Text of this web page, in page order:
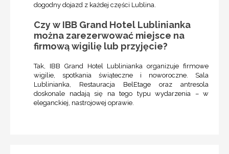
dogodny dojazd z każdej części Lublina.
Czy w IBB Grand Hotel Lublinianka
można zarezerwować miejsce na
firmową wigilię lub przyjęcie?
Tak, IBB Grand Hotel Lublinianka organizuje firmowe
wigilie, spotkania świąteczne i noworoczne. Sala
Lublinianka, Restauracja BelEtage oraz antresola
doskonale nadają się na tego typu wydarzenia – w
eleganckiej, nastrojowej oprawie.